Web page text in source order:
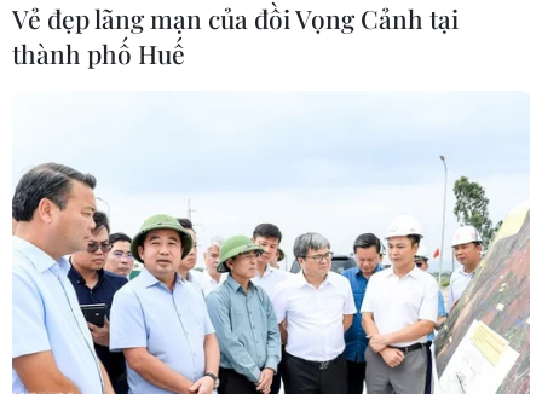
GDP tăng trưởng cao, vì sao kinh tế tư
Vẻ đẹp lãng mạn của đồi Vọng Cảnh tại
thành phố Huế